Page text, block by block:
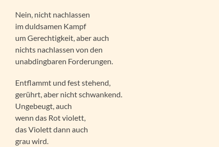
Nein, nicht nachlassen
im duldsamen Kampf
um Gerechtigkeit, aber auch
nichts nachlassen von den
unabdingbaren Forderungen.
Entflammt und fest stehend,
gerührt, aber nicht schwankend.
Ungebeugt, auch
wenn das Rot violett,
das Violett dann auch
grau wird.